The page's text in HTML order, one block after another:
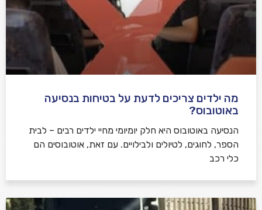
מה ילדים צריכים לדעת על בטיחות בנסיעה
באוטובוס?
הנסיעה באוטובוס היא חלק יומיומי מחיי ילדים רבים – לבית
הספר, לחוגים, לטיולים ולבילויים. עם זאת, אוטובוסים הם
כלי רכב